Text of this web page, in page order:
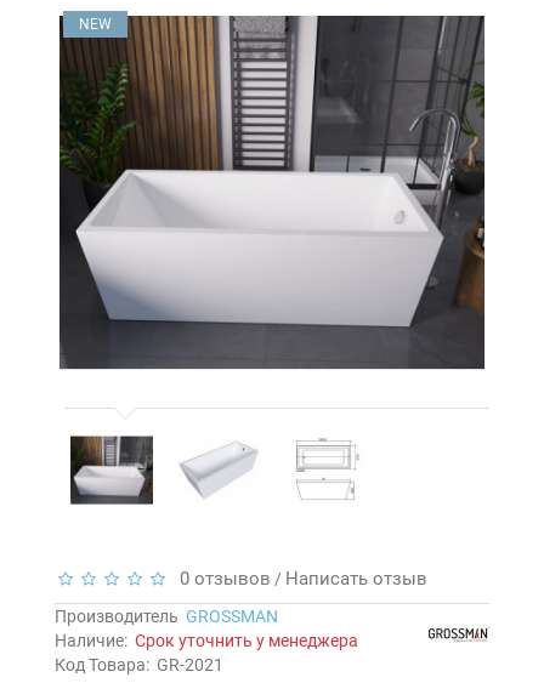
NEW
0 отзывов / Написать отзыв
Производитель GROSSMAN
Наличие: Срок уточнить у менеджера
Код Товара: GR-2021